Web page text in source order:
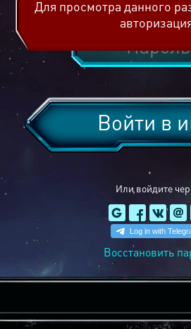
Или войдите
Войти в
Восстановить
Для просмотра данного